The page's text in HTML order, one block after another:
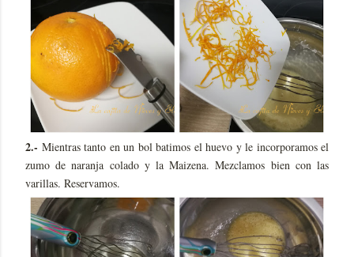
2.- Mientras tanto en un bol batimos el huevo y le incorporamos el
zumo de naranja colado y la Maizena. Mezclamos bien con las
varillas. Reservamos.